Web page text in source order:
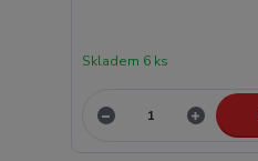
Skladem 6 ks